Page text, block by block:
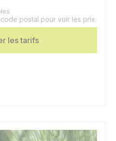
postal pour voir les prix.
les tarifs